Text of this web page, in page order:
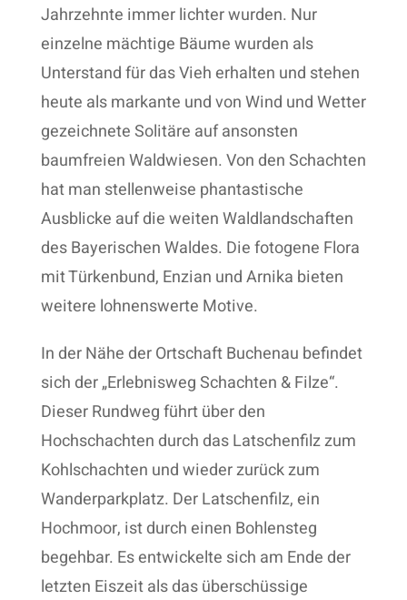
Jahrzehnte immer lichter wurden. Nur
einzelne mächtige Bäume wurden als
Unterstand für das Vieh erhalten und stehen
heute als markante und von Wind und Wetter
gezeichnete Solitäre auf ansonsten
baumfreien Waldwiesen. Von den Schachten
hat man stellenweise phantastische
Ausblicke auf die weiten Waldlandschaften
des Bayerischen Waldes. Die fotogene Flora
mit Türkenbund, Enzian und Arnika bieten
weitere lohnenswerte Motive.
In der Nähe der Ortschaft Buchenau befindet
sich der „Erlebnisweg Schachten & Filze“.
Dieser Rundweg führt über den
Hochschachten durch das Latschenfilz zum
Kohlschachten und wieder zurück zum
Wanderparkplatz. Der Latschenfilz, ein
Hochmoor, ist durch einen Bohlensteg
begehbar. Es entwickelte sich am Ende der
letzten Eiszeit als das überschüssige